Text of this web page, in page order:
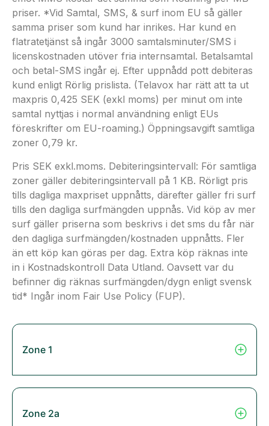
priser. *Vid Samtal, SMS, & surf inom EU så gäller
samma priser som kund har inrikes. Har kund en
flatratetjänst så ingår 3000 samtalsminuter/SMS i
licenskostnaden utöver fria internsamtal. Betalsamtal
och betal-SMS ingår ej. Efter uppnådd pott debiteras
kund enligt Rörlig prislista. (Telavox har rätt att ta ut
maxpris 0,425 SEK (exkl moms) per minut om inte
samtal nyttjas i normal användning enligt EUs
föreskrifter om EU-roaming.) Öppningsavgift samtliga
zoner 0,79 kr.
Pris SEK exkl.moms. Debiteringsintervall: För samtliga
zoner gäller debiteringsintervall på 1 KB. Rörligt pris
tills dagliga maxpriset uppnåtts, därefter gäller fri surf
tills den dagliga surfmängden uppnås. Vid köp av mer
surf gäller priserna som beskrivs i det sms du får när
den dagliga surfmängden/kostnaden uppnåtts. Fler
än ett köp kan göras per dag. Extra köp räknas inte
in i Kostnadskontroll Data Utland. Oavsett var du
befinner dig räknas surfmängden/dygn enligt svensk
tid* Ingår inom Fair Use Policy (FUP).
Zone 1
Zone 2a